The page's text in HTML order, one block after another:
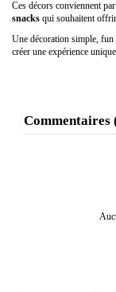
Ces décors conviennent
snacks qui souhaitent
Une décoration simple, fun
créer une expérience unique.
Commentaires